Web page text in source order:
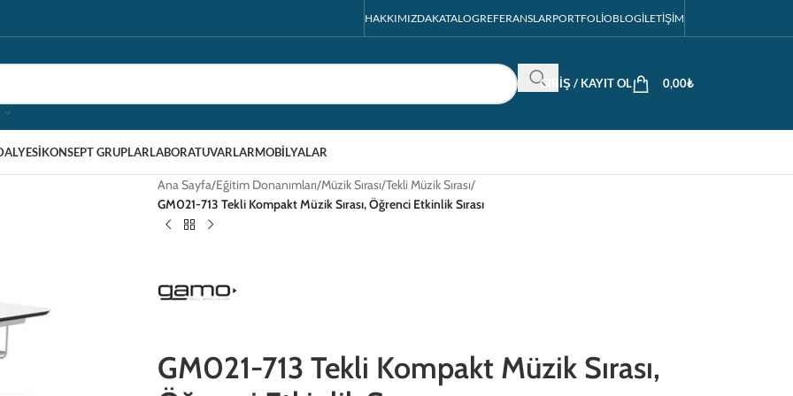
HAKKIMIZDAKATALOGREFERANSLARPORTFOLIOBLOGİLETIŞIM
GIRIŞ / KAYIT OL 0,00₺
KONSEPT GRUPLARLABORATUVARLARMOBILYALAR
Ana Sayfa/Eğitim Donanımları/Müzik Sırası/Tekli Müzik Sırası/
GM021-713 Tekli Kompakt Müzik Sırası, Öğrenci Etkinlik Sırası
GM021-713 Tekli Kompakt Müzik Sırası,